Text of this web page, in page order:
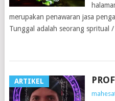
merupakan penawaran jasa
Tunggal adalah seorang spritual
ARTIKEL